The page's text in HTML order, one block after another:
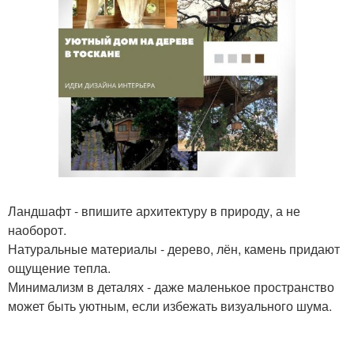
Ландшафт - впишите архитектуру в природу, а не
наоборот.
Натуральные материалы - дерево, лён, камень придают
ощущение тепла.
Минимализм в деталях - даже маленькое пространство
может быть уютным, если избежать визуального шума.